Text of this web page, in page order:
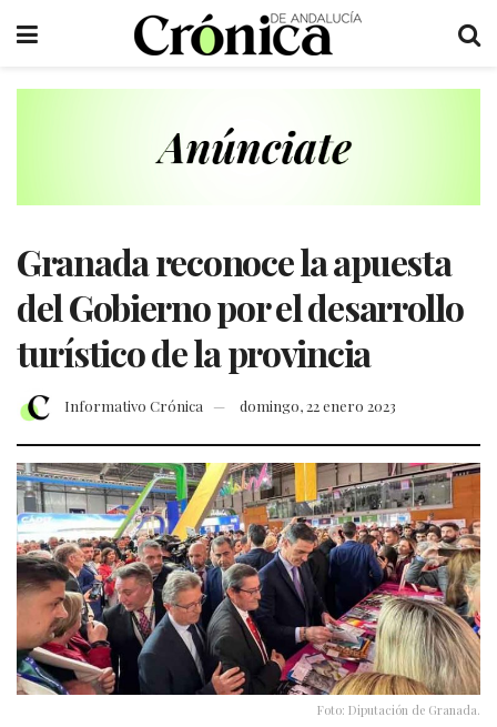
Granada reconoce la apuesta
del Gobierno por el desarrollo
turístico de la provincia
Informativo Crónica domingo, 22 enero 2023
Foto: Diputación de Granada.